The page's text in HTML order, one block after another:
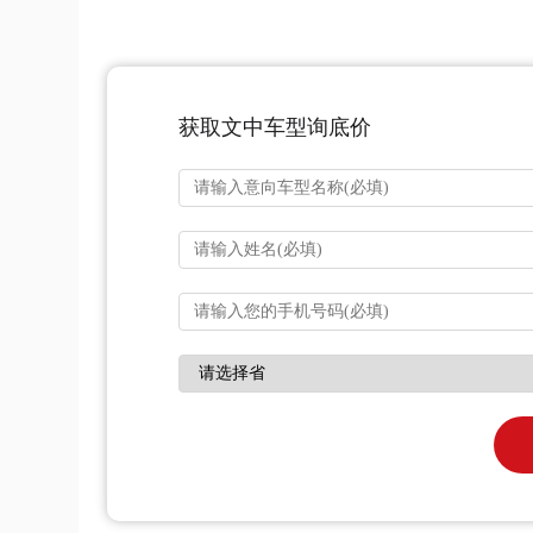
获取文中车型询底价